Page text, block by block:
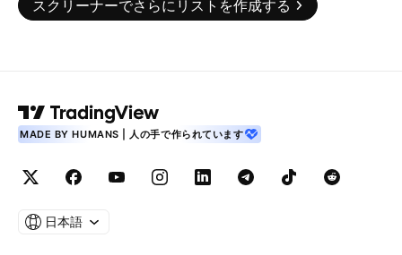
スクリーナーでさらにリストを作成する
MADE BY HUMANS | 人の手で作られています
日本語